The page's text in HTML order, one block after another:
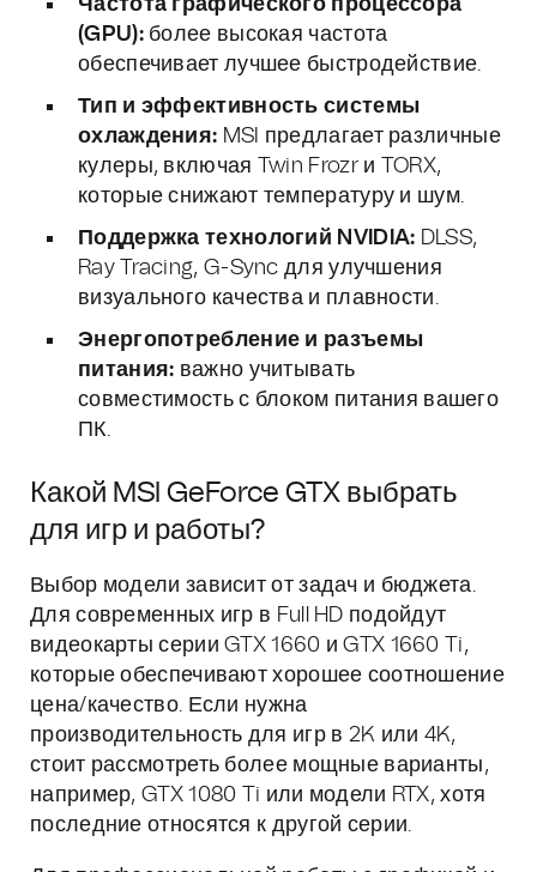
Частота графического процессора
(GPU):более высокая частота
обеспечивает лучшее быстродействие.
Тип и эффективность системы
охлаждения: MSI предлагает различные
кулеры, включая Twin Frozr и TORX,
которые снижают температуру и шум.
Поддержка технологий NVIDIA: DLSS,
Ray Tracing, G-Sync для улучшения
визуального качества и плавности.
Энергопотребление и разъемы
питания: важно учитывать
совместимость с блоком питания вашего
ПК.
Какой MSI GeForce GTX выбрать
для игр и работы?
Выбор модели зависит от задач и бюджета.
Для современных игр в Full HD подойдут
видеокарты серии GTX 1660 и GTX 1660 Ti,
которые обеспечивают хорошее соотношение
цена/качество. Если нужна
производительность для игр в 2K или 4K,
стоит рассмотреть более мощные варианты,
например, GTX 1080 Ti или модели RTX, хотя
последние относятся к другой серии.